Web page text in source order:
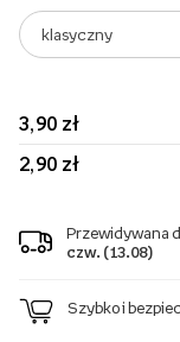
3,90 zł
2,90 zł
Przewidywana
czw. (13.08)
Szybko i